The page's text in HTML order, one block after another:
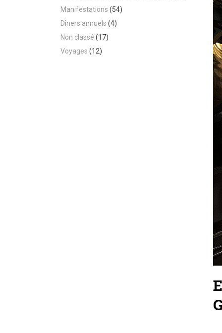
Manifestations (54)
Dîners annuels (4)
Non classé (17)
Voyages (12)